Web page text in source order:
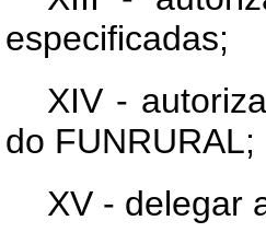
especificadas;
XIV -
do FUNRURAL;
XV - delegar